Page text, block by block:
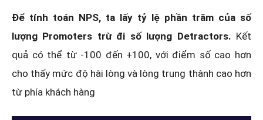
Để tính toán NPS, ta lấy tỷ lệ phần trăm của số
lượng Promoters trừ đi số lượng Detractors. Kết
quả có thể từ -100 đến +100, với điểm số cao hơn
cho thấy mức độ hài lòng và lòng trung thành cao hơn
từ phía khách hàng